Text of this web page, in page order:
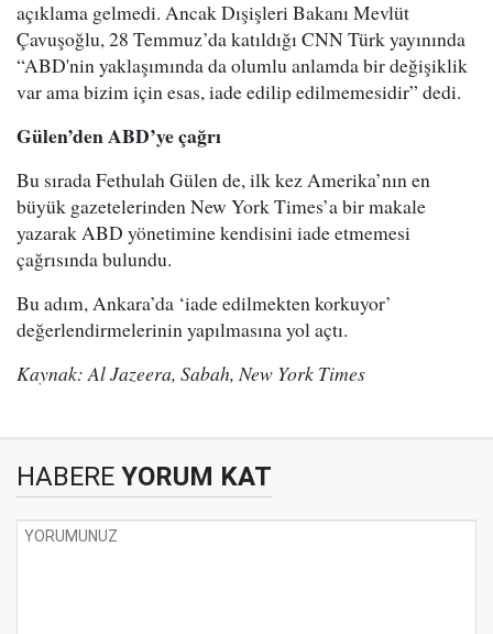
açıklama gelmedi. Ancak Dışişleri Bakanı Mevlüt
Çavuşoğlu, 28 Temmuz’da katıldığı CNN Türk yayınında
“ABD'nin yaklaşımında da olumlu anlamda bir değişiklik
var ama bizim için esas, iade edilip edilmemesidir” dedi.
Gülen’den ABD’ye çağrı
Bu sırada Fethulah Gülen de, ilk kez Amerika’nın en
büyük gazetelerinden New York Times’a bir makale
yazarak ABD yönetimine kendisini iade etmemesi
çağrısında bulundu.
Bu adım, Ankara’da ‘iade edilmekten korkuyor’
değerlendirmelerinin yapılmasına yol açtı.
Kaynak: Al Jazeera, Sabah, New York Times
HABERE YORUM KAT